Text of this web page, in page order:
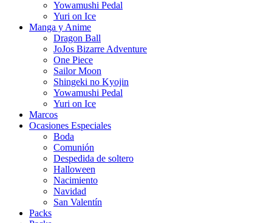
Yowamushi Pedal
Yuri on Ice
Manga y Anime
Dragon Ball
JoJos Bizarre Adventure
One Piece
Sailor Moon
Shingeki no Kyojin
Yowamushi Pedal
Yuri on Ice
Marcos
Ocasiones Especiales
Boda
Comunión
Despedida de soltero
Halloween
Nacimiento
Navidad
San Valentín
Packs